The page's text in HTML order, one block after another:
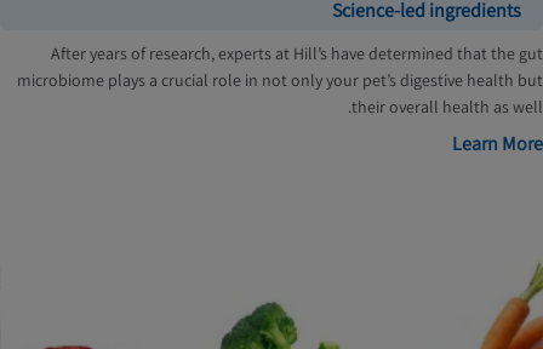
Science-led ingredients
After years of research, experts at Hill’s have determined that the gut
microbiome plays a crucial role in not only your pet’s digestive health but
their overall health as well.
Learn More